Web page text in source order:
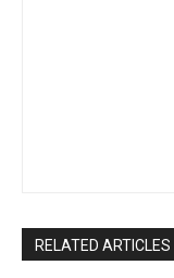
RELATED ARTICLES